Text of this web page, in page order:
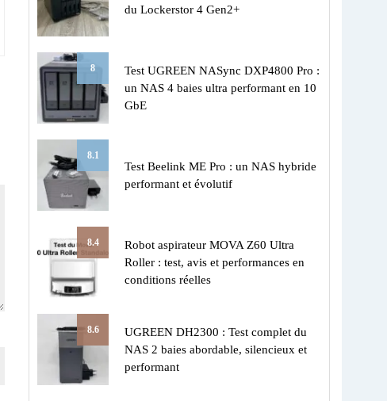
du Lockerstor 4 Gen2+
8
Test UGREEN NASync DXP4800 Pro :
un NAS 4 baies ultra performant en 10
GbE
8.1
Test Beelink ME Pro : un NAS hybride
performant et évolutif
8.4
Robot aspirateur MOVA Z60 Ultra
Roller : test, avis et performances en
conditions réelles
8.6
UGREEN DH2300 : Test complet du
NAS 2 baies abordable, silencieux et
performant